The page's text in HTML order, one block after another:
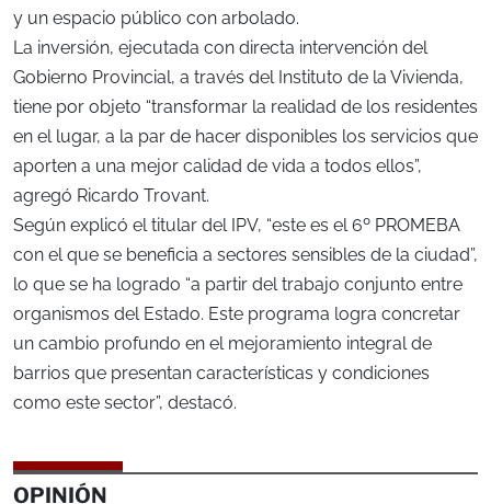
y un espacio público con arbolado.
La inversión, ejecutada con directa intervención del
Gobierno Provincial, a través del Instituto de la Vivienda,
tiene por objeto “transformar la realidad de los residentes
en el lugar, a la par de hacer disponibles los servicios que
aporten a una mejor calidad de vida a todos ellos”,
agregó Ricardo Trovant.
Según explicó el titular del IPV, “este es el 6º PROMEBA
con el que se beneficia a sectores sensibles de la ciudad”,
lo que se ha logrado “a partir del trabajo conjunto entre
organismos del Estado. Este programa logra concretar
un cambio profundo en el mejoramiento integral de
barrios que presentan características y condiciones
como este sector”, destacó.
OPINIÓN